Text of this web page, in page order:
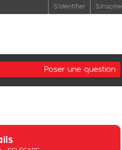
S'identifier S'inscrire
Poser une question